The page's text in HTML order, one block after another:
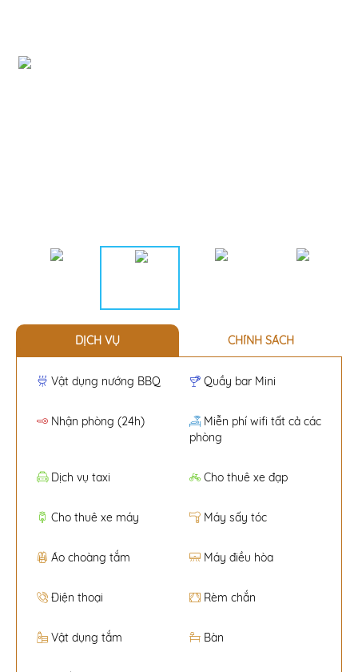
DỊCH VỤ CHÍNH SÁCH
Vật dụng nướng BBQ Quầy bar Mini
Nhận phòng (24h)
Miễn phí wifi tất cả các
phòng
Dịch vụ taxi Cho thuê xe đạp
Cho thuê xe máy Máy sấy tóc
Áo choàng tắm Máy điều hòa
Điện thoại Rèm chắn
Vật dụng tắm Bàn